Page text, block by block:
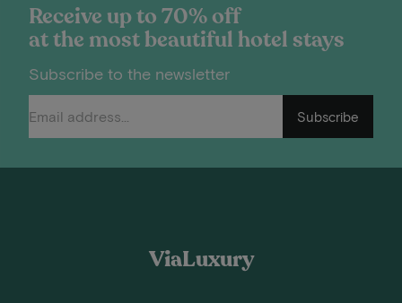
Receive up to 70% off
at the most beautiful hotel stays
Subscribe to the newsletter
Subscribe
ViaLuxury